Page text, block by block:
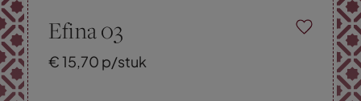
Efina 03
€15,70 p/stuk